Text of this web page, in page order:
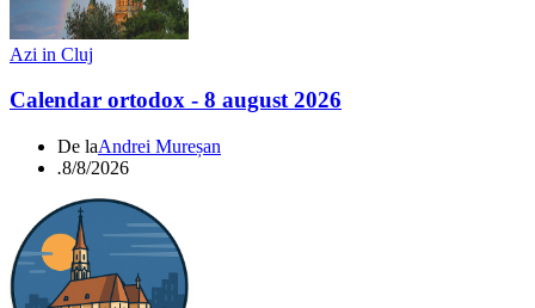
Azi in Cluj
Calendar ortodox - 8 august 2026
De laAndrei Mureșan
.8/8/2026